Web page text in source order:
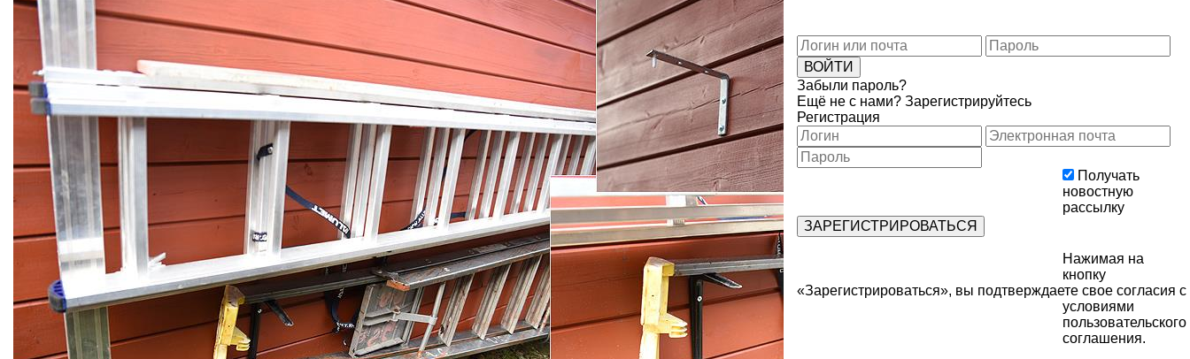
Забыли пароль?
Ещё не с нами? Зарегистрируйтесь
Регистрация
Получать
новостную
рассылку
Нажимая на
кнопку
«Зарегистрироваться», вы подтверждаете свое согласия с
условиями
пользовательского
соглашения.